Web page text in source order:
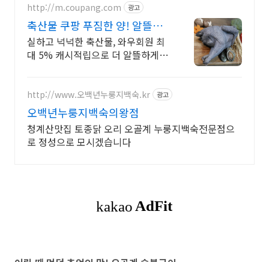
http://m.coupang.com 광고
축산물 쿠팡 푸짐한 양! 알뜰한
가격
실하고 넉넉한 축산물, 와우회원 최
대 5% 캐시적립으로 더 알뜰하게!
http://www.오백년누룽지백숙.kr 광고
오백년누룽지백숙의왕점
청계산맛집 토종닭 오리 오골계 누룽지백숙전문점으
로 정성으로 모시겠습니다